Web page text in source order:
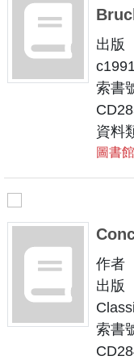
出版
索書
資料
圖書
作者
出版
索書